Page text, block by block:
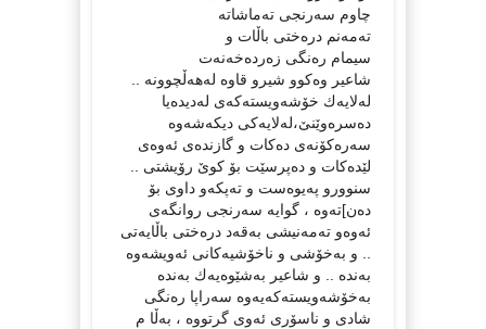
چاوم سه‌رنجی ته‌ماشاته‌
ته‌مه‌نم دره‌ختی باڵات و
سیمام ره‌نگی زه‌رده‌خه‌نه‌ت
شاعیر وه‌كوو شیرو قاوه‌ له‌هه‌ڵچوونه‌ ..
له‌لایه‌ك خۆشه‌ویسته‌كه‌ی له‌دیده‌یا
ده‌سره‌وێنێ‌،له‌لایه‌كی دیكه‌شه‌وه‌
سه‌ره‌كۆنه‌ی ده‌كات و گازنده‌ی ئه‌وه‌ی
لێده‌كات و ده‌پرسێت بۆ كوێ‌ رۆیشتی ..
سنوورو په‌یوه‌ست و ته‌پكه‌و داوی بۆ
ده‌ن]ته‌وه‌ ، گوایه‌ سه‌رنجی روانگه‌ی
ئه‌وه‌و ته‌مه‌نیشی به‌قه‌د دره‌ختی باڵایه‌تی
.. و به‌خۆشی و ناخۆشیه‌كانی ئه‌ویشه‌وه‌
به‌نده‌ .. و شاعیر به‌شێوه‌یه‌ك به‌نده‌
به‌خۆشه‌ویسته‌كه‌یه‌وه‌ سه‌راپا ره‌نگی
شادی و ناسۆری ئه‌وی گرتووه‌ ، به‌ڵا م